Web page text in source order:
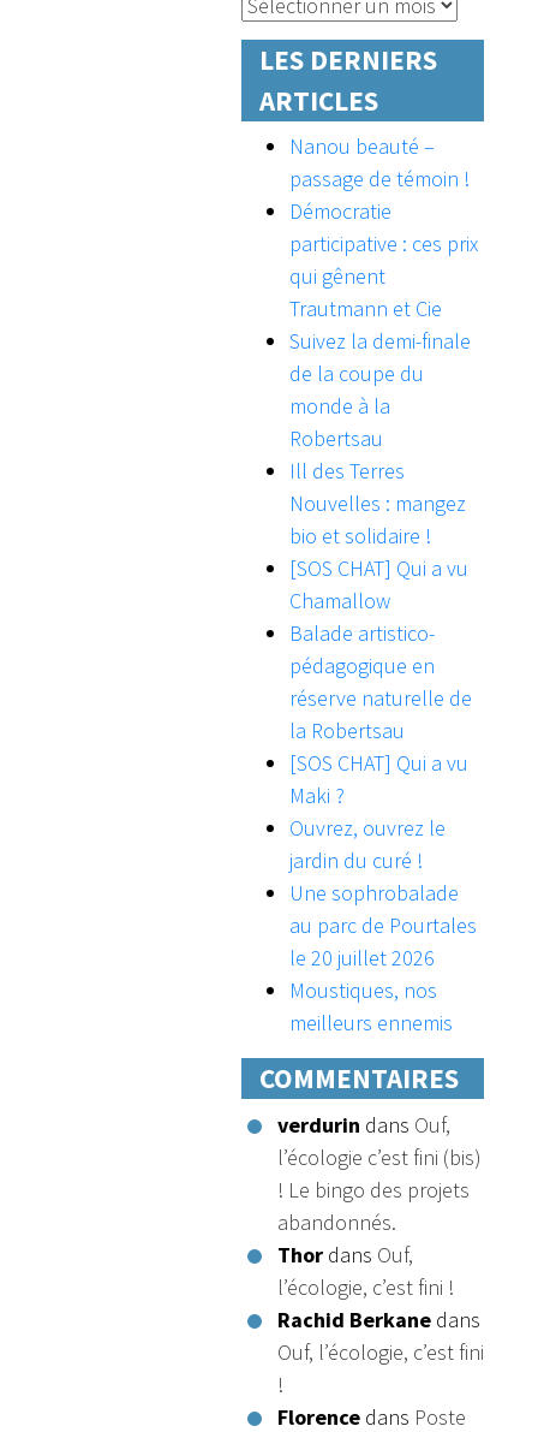
LES DERNIERS
ARTICLES
Nanou beauté –
passage de témoin !
Démocratie
participative : ces prix
qui gênent
Trautmann et Cie
Suivez la demi-finale
de la coupe du
monde à la
Robertsau
Ill des Terres
Nouvelles : mangez
bio et solidaire !
[SOS CHAT] Qui a vu
Chamallow
Balade artistico-
pédagogique en
réserve naturelle de
la Robertsau
[SOS CHAT] Qui a vu
Maki ?
Ouvrez, ouvrez le
jardin du curé !
Une sophrobalade
au parc de Pourtales
le 20 juillet 2026
Moustiques, nos
meilleurs ennemis
COMMENTAIRES
verdurin dans Ouf,
l’écologie c’est fini (bis)
! Le bingo des projets
abandonnés.
Thor dans Ouf,
l’écologie, c’est fini !
Rachid Berkane dans
Ouf, l’écologie, c’est fini
!
Florence dans Poste